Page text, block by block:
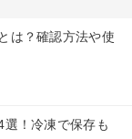
は？確認方法や使
！冷凍で保存も